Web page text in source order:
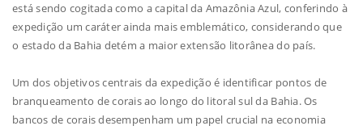
está sendo cogitada como a capital da Amazônia Azul, conferindo à
expedição um caráter ainda mais emblemático, considerando que
o estado da Bahia detém a maior extensão litorânea do país.
Um dos objetivos centrais da expedição é identificar pontos de
branqueamento de corais ao longo do litoral sul da Bahia. Os
bancos de corais desempenham um papel crucial na economia